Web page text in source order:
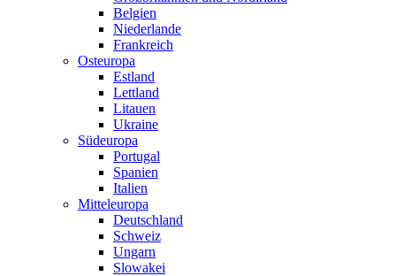
Belgien
Niederlande
Frankreich
Osteuropa
Estland
Lettland
Litauen
Ukraine
Südeuropa
Portugal
Spanien
Italien
Mitteleuropa
Deutschland
Schweiz
Ungarn
Slowakei